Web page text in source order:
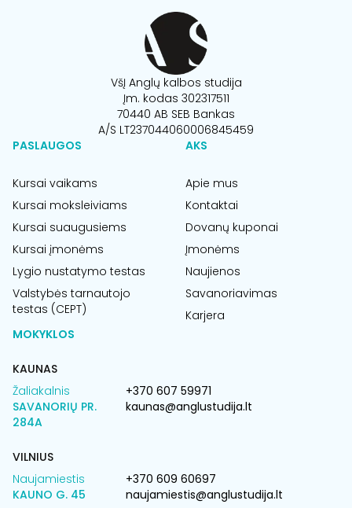
VšĮ Anglų kalbos studija
Įm. kodas 302317511
70440 AB SEB Bankas
A/S LT237044060006845459
PASLAUGOS
Kursai vaikams
Kursai moksleiviams
Kursai suaugusiems
Kursai įmonėms
Lygio nustatymo testas
Valstybės tarnautojo
testas (CEPT)
AKS
Apie mus
Kontaktai
Dovanų kuponai
Įmonėms
Naujienos
Savanoriavimas
Karjera
MOKYKLOS
KAUNAS
Žaliakalnis
SAVANORIŲ PR.
284A
+370 607 59971
kaunas@anglustudija.lt
VILNIUS
Naujamiestis
KAUNO G. 45
+370 609 60697
naujamiestis@anglustudija.lt